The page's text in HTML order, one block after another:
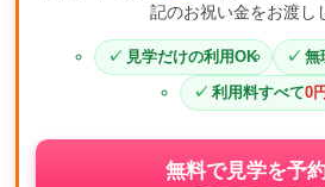
記のお祝い金をお渡し
見学だけの利用OK
無
利用料すべて0
無料で見学を予